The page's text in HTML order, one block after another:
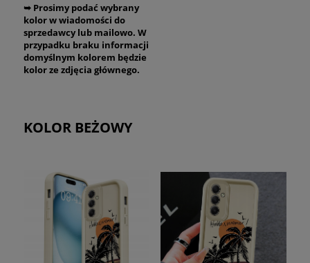
➥ Prosimy podać wybrany
kolor w wiadomości do
sprzedawcy lub mailowo. W
przypadku braku informacji
domyślnym kolorem będzie
kolor ze zdjęcia głównego.
KOLOR BEŻOWY